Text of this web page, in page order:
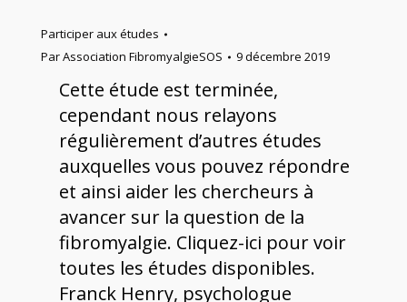
Participer aux études
ParAssociation FibromyalgieSOS 9 décembre 2019
Cette étude est terminée,
cependant nous relayons
régulièrement d’autres études
auxquelles vous pouvez répondre
et ainsi aider les chercheurs à
avancer sur la question de la
fibromyalgie. Cliquez-ici pour voir
toutes les études disponibles.
Franck Henry, psychologue